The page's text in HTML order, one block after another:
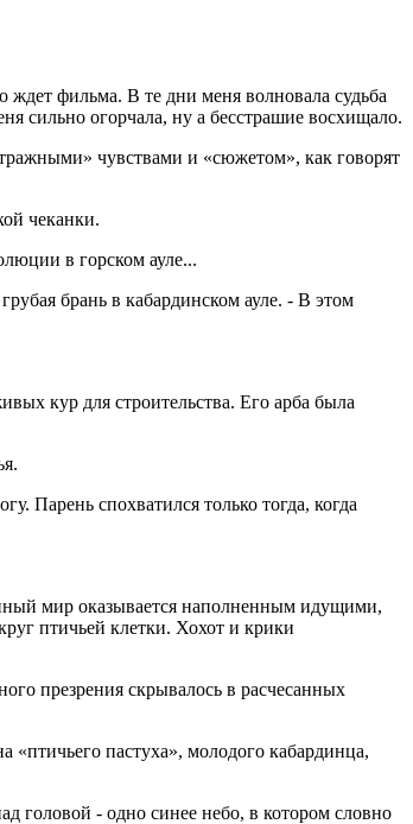
фильма. В те дни меня волновала судьба
сильно огорчала, ну а бесстрашие восхищало.
чувствами и «сюжетом», как говорят
чеканки.
в горском ауле...
брань в кабардинском ауле. - В этом
кур для строительства. Его арба была
Парень спохватился только тогда, когда
мир оказывается наполненным идущими,
птичьей клетки. Хохот и крики
презрения скрывалось в расчесанных
«птичьего пастуха», молодого кабардинца,
головой - одно синее небо, в котором словно